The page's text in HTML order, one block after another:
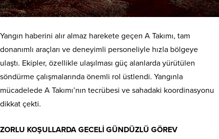
Yangın haberini alır almaz harekete geçen A Takımı, tam
donanımlı araçları ve deneyimli personeliyle hızla bölgeye
ulaştı. Ekipler, özellikle ulaşılması güç alanlarda yürütülen
söndürme çalışmalarında önemli rol üstlendi. Yangınla
mücadelede A Takımı’nın tecrübesi ve sahadaki koordinasyonu
dikkat çekti.
ZORLU KOŞULLARDA GECELİ GÜNDÜZLÜ GÖREV